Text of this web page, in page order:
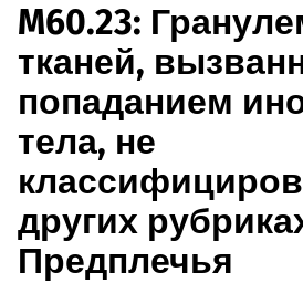
M60.23:
тканей,
попаданием
тела, не
других
Предплечья